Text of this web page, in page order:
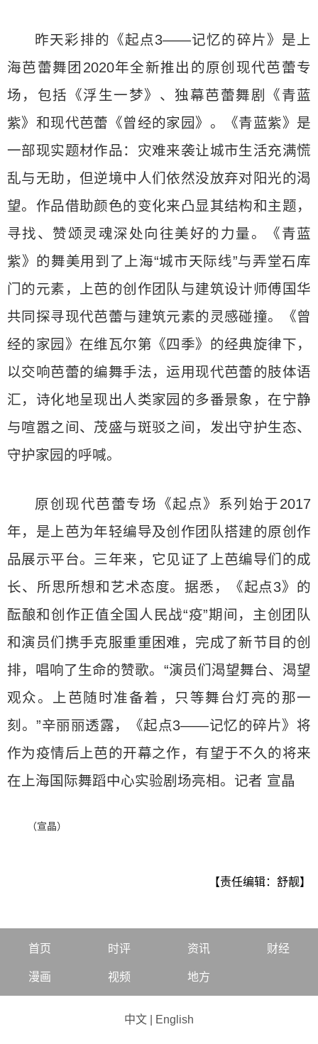
昨天彩排的《起点3——记忆的碎片》是上
海芭蕾舞团2020年全新推出的原创现代芭蕾专
场，包括《浮生一梦》、独幕芭蕾舞剧《青蓝
紫》和现代芭蕾《曾经的家园》。《青蓝紫》是
一部现实题材作品：灾难来袭让城市生活充满慌
乱与无助，但逆境中人们依然没放弃对阳光的渴
望。作品借助颜色的变化来凸显其结构和主题，
寻找、赞颂灵魂深处向往美好的力量。《青蓝
紫》的舞美用到了上海“城市天际线”与弄堂石库
门的元素，上芭的创作团队与建筑设计师傅国华
共同探寻现代芭蕾与建筑元素的灵感碰撞。《曾
经的家园》在维瓦尔第《四季》的经典旋律下，
以交响芭蕾的编舞手法，运用现代芭蕾的肢体语
汇，诗化地呈现出人类家园的多番景象，在宁静
与喧嚣之间、茂盛与斑驳之间，发出守护生态、
守护家园的呼喊。
原创现代芭蕾专场《起点》系列始于2017
年，是上芭为年轻编导及创作团队搭建的原创作
品展示平台。三年来，它见证了上芭编导们的成
长、所思所想和艺术态度。据悉，《起点3》的
酝酿和创作正值全国人民战“疫”期间，主创团队
和演员们携手克服重重困难，完成了新节目的创
排，唱响了生命的赞歌。“演员们渴望舞台、渴望
观众。上芭随时准备着，只等舞台灯亮的那一
刻。”辛丽丽透露，《起点3——记忆的碎片》将
作为疫情后上芭的开幕之作，有望于不久的将来
在上海国际舞蹈中心实验剧场亮相。记者 宣晶
（宣晶）
【责任编辑：舒靓】
首页 时评 资讯 财经
漫画 视频 地方
中文 English